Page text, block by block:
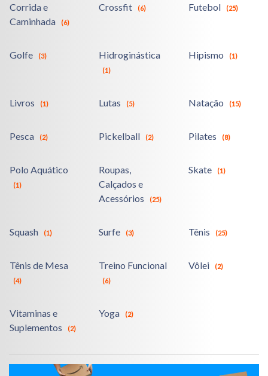
Corrida e
Caminhada
(6)
Crossfit (6) Futebol (25)
Golfe (3) Hidroginástica
(1)
Hipismo (1)
Livros (1) Lutas (5) Natação (15)
Pesca (2) Pickelball (2) Pilates (8)
Polo Aquático
(1)
Roupas,
Calçados e
Acessórios
(25)
Skate (1)
Squash (1) Surfe (3) Tênis (25)
Tênis de Mesa
(4)
Treino Funcional
(6)
Vôlei (2)
Vitaminas e
Suplementos
(2)
Yoga (2)